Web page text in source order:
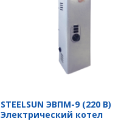
STEELSUN ЭВПМ-9 (220 В)
Электрический котел